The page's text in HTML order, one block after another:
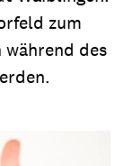
zum
des